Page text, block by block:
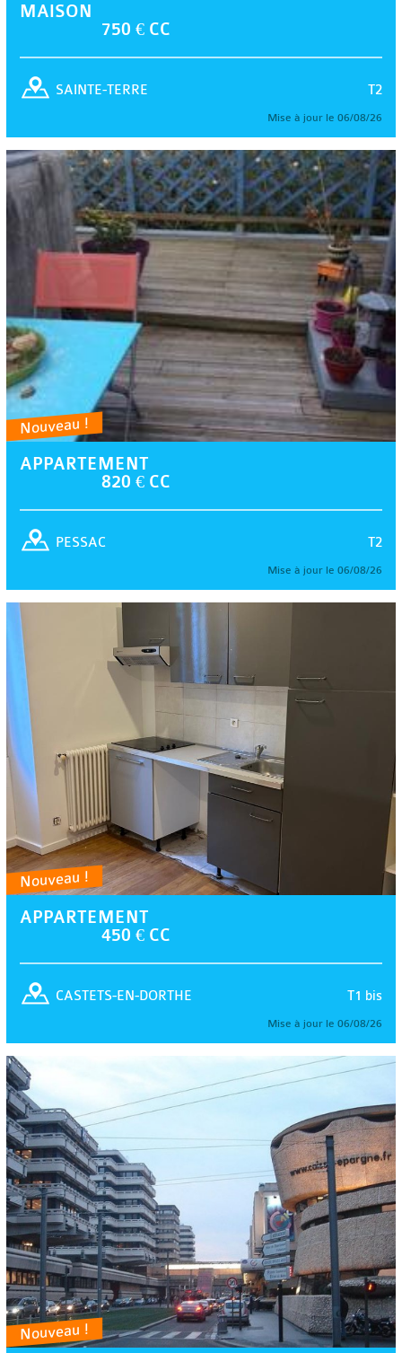
MAISON
750 € CC
T2
SAINTE-TERRE
Mise à jour le 06/08/26
Nouveau !
APPARTEMENT
820 € CC
T2
PESSAC
Mise à jour le 06/08/26
Nouveau !
APPARTEMENT
450 € CC
T1 bis
CASTETS-EN-DORTHE
Mise à jour le 06/08/26
Nouveau !